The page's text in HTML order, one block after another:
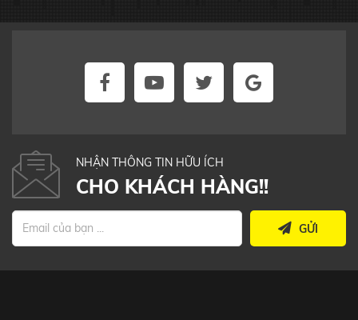
NHẬN THÔNG TIN HỮU ÍCH
CHO KHÁCH HÀNG!!
GỬI